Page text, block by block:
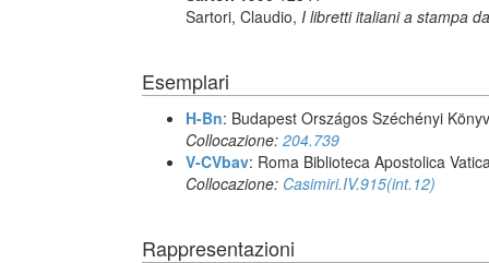
Sartori, Claudio, I libretti italiani a stampa
Esemplari
H-Bn: Budapest Országos Széchényi
Collocazione: 204.739
V-CVbav: Roma Biblioteca Apostolica
Collocazione: Casimiri.IV.915(int.12)
Rappresentazioni